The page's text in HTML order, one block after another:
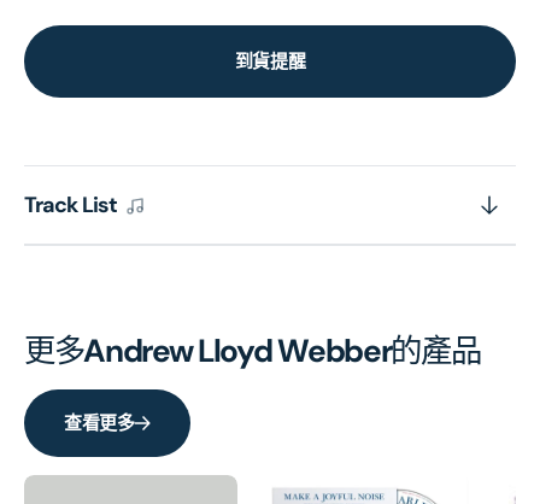
到貨提醒
Track List
更多Andrew Lloyd Webber的產品
查看更多